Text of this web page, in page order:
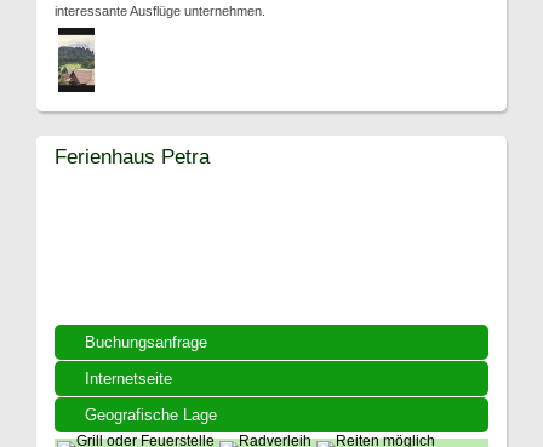
interessante Ausflüge unternehmen.
Buchungsanfrage
Internetseite
Geografische Lage
Ferienhaus Petra